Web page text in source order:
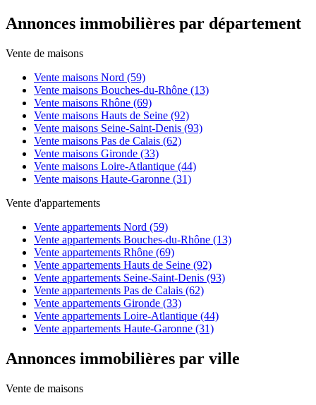
Annonces immobilières par département
Vente de maisons
Vente maisons Nord (59)
Vente maisons Bouches-du-Rhône (13)
Vente maisons Rhône (69)
Vente maisons Hauts de Seine (92)
Vente maisons Seine-Saint-Denis (93)
Vente maisons Pas de Calais (62)
Vente maisons Gironde (33)
Vente maisons Loire-Atlantique (44)
Vente maisons Haute-Garonne (31)
Vente d'appartements
Vente appartements Nord (59)
Vente appartements Bouches-du-Rhône (13)
Vente appartements Rhône (69)
Vente appartements Hauts de Seine (92)
Vente appartements Seine-Saint-Denis (93)
Vente appartements Pas de Calais (62)
Vente appartements Gironde (33)
Vente appartements Loire-Atlantique (44)
Vente appartements Haute-Garonne (31)
Annonces immobilières par ville
Vente de maisons